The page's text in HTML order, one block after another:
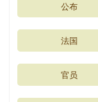
公布
法国
官员